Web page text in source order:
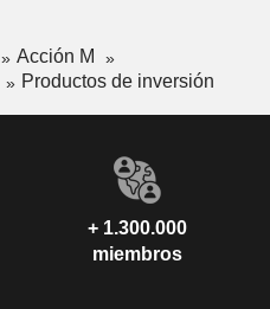
Acción M
Productos de inversión
+ 1.300.000
miembros